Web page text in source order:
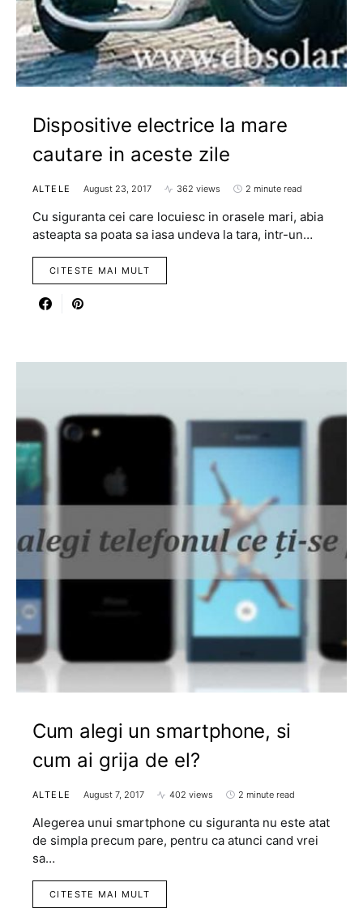
Dispositive electrice la mare
cautare in aceste zile
ALTELE August 23, 2017 362 views 2 minute read
Cu siguranta cei care locuiesc in orasele mari, abia
asteapta sa poata sa iasa undeva la tara, intr-un…
CITESTE MAI MULT
Cum alegi un smartphone, si
cum ai grija de el?
ALTELE August 7, 2017 402 views 2 minute read
Alegerea unui smartphone cu siguranta nu este atat
de simpla precum pare, pentru ca atunci cand vrei
sa…
CITESTE MAI MULT